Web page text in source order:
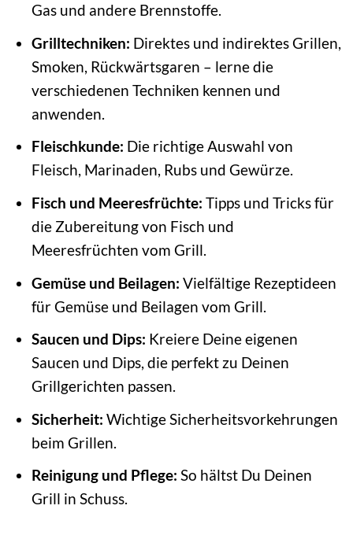
Gas und andere Brennstoffe.
Grilltechniken: Direktes und indirektes Grillen,
Smoken, Rückwärtsgaren – lerne die
verschiedenen Techniken kennen und
anwenden.
Fleischkunde: Die richtige Auswahl von
Fleisch, Marinaden, Rubs und Gewürze.
Fisch und Meeresfrüchte: Tipps und Tricks für
die Zubereitung von Fisch und
Meeresfrüchten vom Grill.
Gemüse und Beilagen: Vielfältige Rezeptideen
für Gemüse und Beilagen vom Grill.
Saucen und Dips: Kreiere Deine eigenen
Saucen und Dips, die perfekt zu Deinen
Grillgerichten passen.
Sicherheit: Wichtige Sicherheitsvorkehrungen
beim Grillen.
Reinigung und Pflege: So hältst Du Deinen
Grill in Schuss.